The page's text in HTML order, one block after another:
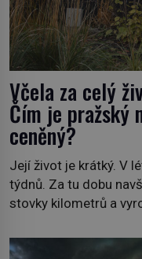
Včela za celý
Čím je pražský
ceněný?
Její život je krátký. V
týdnů. Za tu dobu
stovky kilometrů a
bezvýznamná.